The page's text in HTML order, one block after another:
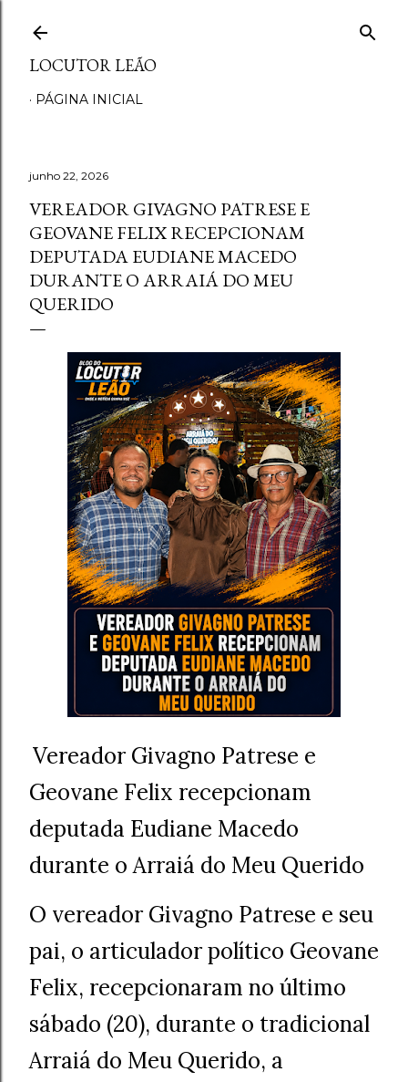
LOCUTOR LEÃO
PÁGINA INICIAL
junho 22, 2026
VEREADOR GIVAGNO PATRESE E
GEOVANE FELIX RECEPCIONAM
DEPUTADA EUDIANE MACEDO
DURANTE O ARRAIÁ DO MEU
QUERIDO
Vereador Givagno Patrese e
Geovane Felix recepcionam
deputada Eudiane Macedo
durante o Arraiá do Meu Querido
O vereador Givagno Patrese e seu
pai, o articulador político Geovane
Felix, recepcionaram no último
sábado (20), durante o tradicional
Arraiá do Meu Querido, a